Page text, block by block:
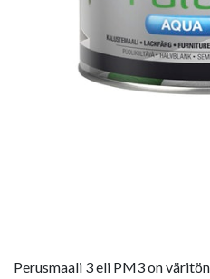
Perusmaali 3 eli PM3 on